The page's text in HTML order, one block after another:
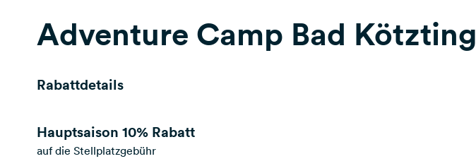
Adventure Camp Bad Kötzting
Rabattdetails
Hauptsaison 10% Rabatt
auf die Stellplatzgebühr